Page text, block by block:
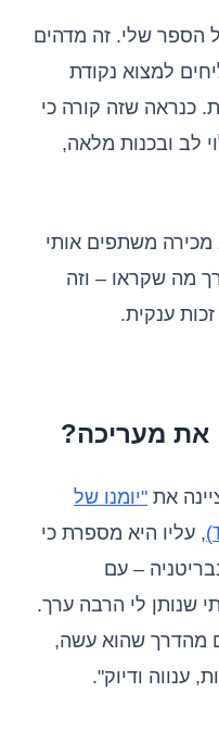
הספר שלי. זה מדהים
למצוא נקודת
כנראה שזה קורה כי
לב ובכנות מלאה,
משתפים אותי
מה שקראו – וזה
ענקית.
את מעריכה?
את "יומנו של
, עליו היא מספרת כי
– עם
שנותן לי הרבה ערך.
מהדרך שהוא עשה,
ענווה ודיוק".